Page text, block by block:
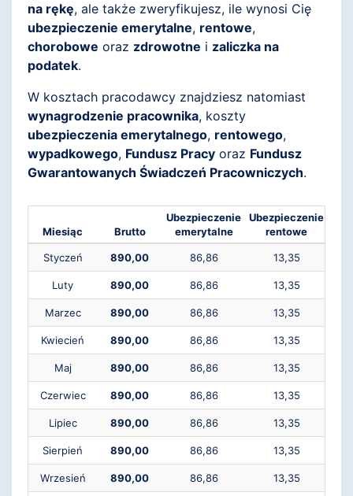
na rękę, ale także zweryfikujesz, ile wynosi Cię
ubezpieczenie emerytalne, rentowe,
chorobowe oraz zdrowotne i zaliczka na
podatek.
W kosztach pracodawcy znajdziesz natomiast
wynagrodzenie pracownika, koszty
ubezpieczenia emerytalnego, rentowego,
wypadkowego, Fundusz Pracy oraz Fundusz
Gwarantowanych Świadczeń Pracowniczych.
Miesiąc Brutto
Ubezpieczenie
emerytalne
Ubezpieczenie
rentowe
Styczeń 890,00 86,86 13,35
Luty 890,00 86,86 13,35
Marzec 890,00 86,86 13,35
Kwiecień 890,00 86,86 13,35
Maj 890,00 86,86 13,35
Czerwiec 890,00 86,86 13,35
Lipiec 890,00 86,86 13,35
Sierpień 890,00 86,86 13,35
Wrzesień 890,00 86,86 13,35